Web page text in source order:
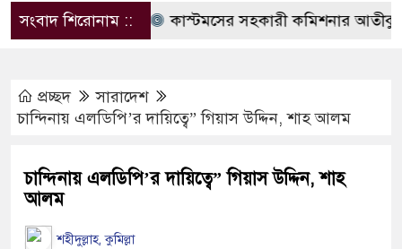
সংবাদ শিরোনাম ::
অভিযোগ কাস্টমসের সহকারী কমিশনার
প্রচ্ছদ
সারাদেশ
চান্দিনায় এলডিপি’র দায়িত্বে” গিয়াস উদ্দিন, শাহ আলম
চান্দিনায় এলডিপি’র দায়িত্বে” গিয়াস উদ্দিন, শাহ
আলম
শহীদুল্লাহ, কুমিল্লা